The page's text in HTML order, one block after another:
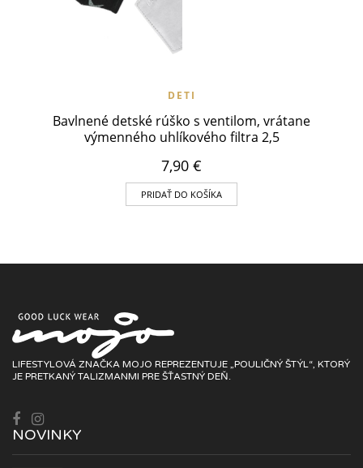
DETI
Bavlnené detské rúško s ventilom, vrátane
výmenného uhlíkového filtra 2,5
7,90 €
PRIDAŤ DO KOŠÍKA
LIFESTYLOVÁ ZNAČKA MOJO REPREZENTUJE „POULIČNÝ ŠTÝL“, KTORÝ
JE PRETKANÝ TALIZMANMI PRE ŠŤASTNÝ DEŇ.
NOVINKY